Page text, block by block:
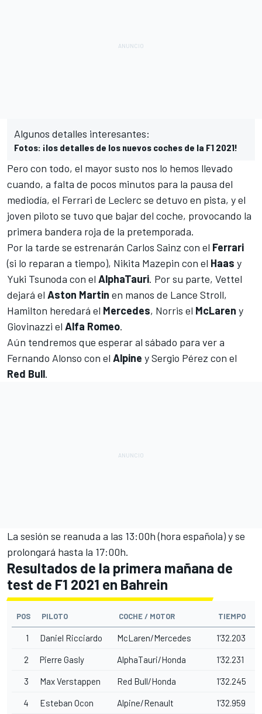
Algunos detalles interesantes:
Fotos: ¡los detalles de los nuevos coches de la F1 2021!
Pero con todo, el mayor susto nos lo hemos llevado
cuando, a falta de pocos minutos para la pausa del
mediodía, el Ferrari de Leclerc se detuvo en pista, y el
joven piloto se tuvo que bajar del coche, provocando la
primera bandera roja de la pretemporada.
Por la tarde se estrenarán Carlos Sainz con el Ferrari
(si lo reparan a tiempo), Nikita Mazepin con el Haas y
Yuki Tsunoda con el AlphaTauri. Por su parte, Vettel
dejará el Aston Martin en manos de Lance Stroll,
Hamilton heredará el Mercedes, Norris el McLaren y
Giovinazzi el Alfa Romeo.
Aún tendremos que esperar al sábado para ver a
Fernando Alonso con el Alpine ySergio Pérez con el
Red Bull.
La sesión se reanuda a las 13:00h (hora española) y se
prolongará hasta la 17:00h.
Resultados de la primera mañana de
test de F1 2021 en Bahrein
POS PILOTO COCHE / MOTOR TIEMPO
1 Daniel Ricciardo McLaren/Mercedes 1'32.203
2 Pierre Gasly AlphaTauri/Honda 1'32.231
3 Max Verstappen Red Bull/Honda 1'32.245
4 Esteban Ocon Alpine/Renault 1'32.959